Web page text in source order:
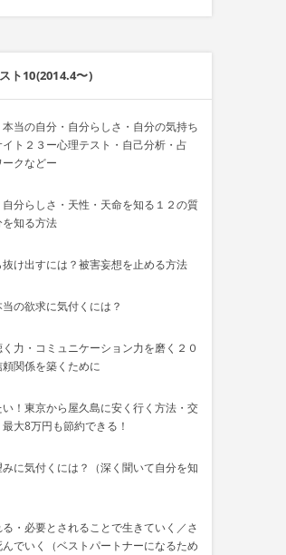
ト10(2014.4〜)
当の自分・自分らしさ・自分の気持ち
ト２３ー心理テスト・自己分析・占
クなどー
分らしさ・天性・天命を知る１２の質
知る方法
け出すには？被害妄想を止める方法
の欲求に気付くには？
力・コミュニケーション力を磨く２０
関係を築くために
！東京から屋久島に安く行く方法・交
大8万円も節約できる！
に気付くには？（深く聞いて自分を知
・必要とされることで生きていく／さ
でいく（ベストパートナーになるため